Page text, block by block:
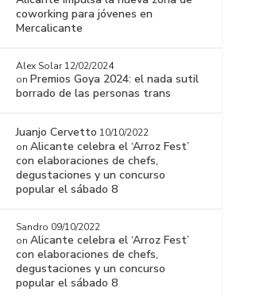
coworking para jóvenes en
Mercalicante
Alex Solar 12/02/2024
on Premios Goya 2024: el nada sutil
borrado de las personas trans
Juanjo Cervetto 10/10/2022
onAlicante celebra el ‘Arroz Fest’
con elaboraciones de chefs,
degustaciones y un concurso
popular el sábado 8
Sandro 09/10/2022
onAlicante celebra el ‘Arroz Fest’
con elaboraciones de chefs,
degustaciones y un concurso
popular el sábado 8